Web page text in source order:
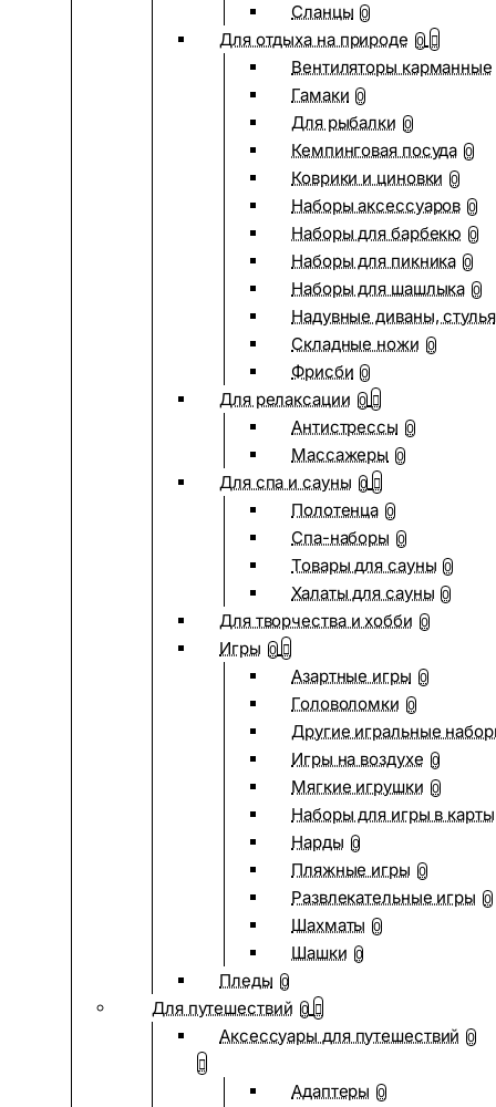
Сланцы 0
Для отдыха на природе 0
Вентиляторы карманные
Гамаки 0
Для рыбалки 0
Кемпинговая посуда 0
Коврики и циновки 0
Наборы аксессуаров 0
Наборы для барбекю 0
Наборы для пикника 0
Наборы для шашлыка 0
Надувные диваны, стулья
Складные ножи 0
Фрисби 0
Для релаксации 0
Антистрессы 0
Массажеры 0
Для спа и сауны 0
Полотенца 0
Спа-наборы 0
Товары для сауны 0
Халаты для сауны 0
Для творчества и хобби 0
Игры 0
Азартные игры 0
Головоломки 0
Другие игральные
Игры на воздухе 0
Мягкие игрушки 0
Наборы для игры в карты
Нарды 0
Пляжные игры 0
Развлекательные игры 0
Шахматы 0
Шашки 0
Пледы 0
Для путешествий 0
Аксессуары для путешествий 0
Адаптеры 0